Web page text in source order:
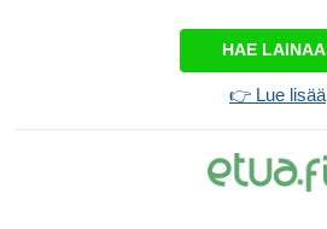
HAE LAINAA
👉 Lue lisää